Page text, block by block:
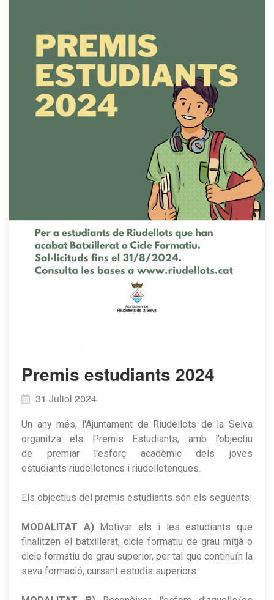
Premis estudiants 2024
31 Juliol 2024
Un any més, l'Ajuntament de Riudellots de la Selva
organitza els Premis Estudiants, amb l’objectiu
de premiar l'esforç acadèmic dels joves
estudiants riudellotencs i riudellotenques.
Els objectius del premis estudiants són els següents:
MODALITAT A)Motivar els i les estudiants que
finalitzen el batxillerat, cicle formatiu de grau mitjà o
cicle formatiu de grau superior, per tal que continuïn la
seva formació, cursant estudis superiors.